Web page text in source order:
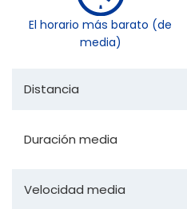
El horario más barato (de
media)
Distancia
Duración media
Velocidad media